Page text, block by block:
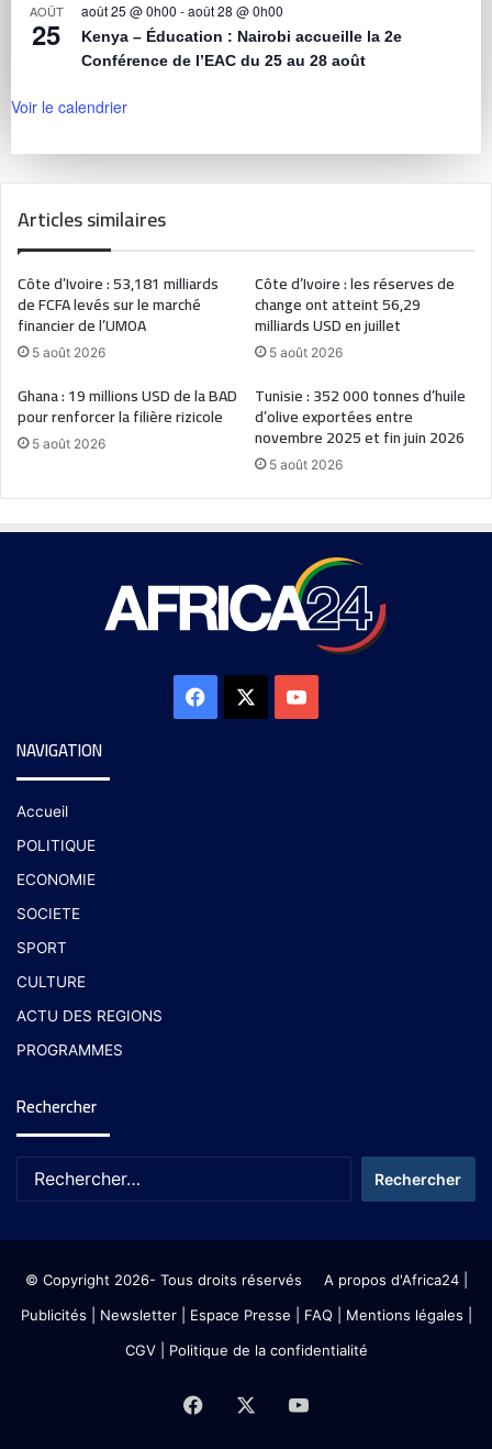
AOÛT
25
août 25 @ 0h00 -août 28 @ 0h00
Kenya – Éducation : Nairobi accueille la 2e
Conférence de l’EAC du 25 au 28 août
Voir le calendrier
Articles similaires
Côte d’Ivoire : 53,181 milliards
de FCFA levés sur le marché
financier de l’UMOA
5 août 2026
Côte d’Ivoire : les réserves de
change ont atteint 56,29
milliards USD en juillet
5 août 2026
Ghana : 19 millions USD de la BAD
pour renforcer la filière rizicole
5 août 2026
Tunisie : 352 000 tonnes d’huile
d’olive exportées entre
novembre 2025 et fin juin 2026
5 août 2026
NAVIGATION
Accueil
POLITIQUE
ECONOMIE
SOCIETE
SPORT
CULTURE
ACTU DES REGIONS
PROGRAMMES
Rechercher
© Copyright 2026- Tous droits réservés A propos d'Africa24|
Publicités
Newsletter| Espace Presse | FAQ | Mentions légales
CGV| Politique de la confidentialité